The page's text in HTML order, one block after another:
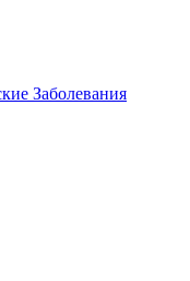
Заболевания